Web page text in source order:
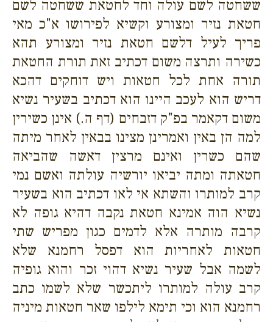
ששחטה לשם עולה וחד לחטאת ששחטה לשם
חטאת נזיר ומצורע וקשיא לפירושו א"כ מאי
פריך לעיל דלשם חטאת נזיר ומצורע תהא
כשירה ותרצה משום דכתיב זאת תורת החטאת
תורה אחת לכל חטאות ויש דוחקים דהכא
דריש הוא לעכב היינו הוא דכתיב בשעיר נשיא
משום דקאמר בפ"ק דזבחים (דף ה.) אינן כשירין
למה הן באין ואמרינן מצינו בבאין לאחר מיתה
שהם כשרין ואינם מרצין דאשה שהביאה
חטאתה ומתה יביאו יורשיה עולתה ואשם נמי
קרב למותרו והשתא אי לאו דכתיב הוא בשעיר
נשיא הוה אמינא חטאת נקבה דהיא גופה לא
קרבה מותרה אלא לדמים כגון מפריש שתי
חטאות לאחריות הוא דפסל רחמנא שלא
לשמה אבל שעיר נשיא דהוי זכר והוא גופיה
קרב עולה למותרו ליתכשר שלא לשמו כתב
רחמנא הוא וכי תימא לילפו שאר חטאות מיניה